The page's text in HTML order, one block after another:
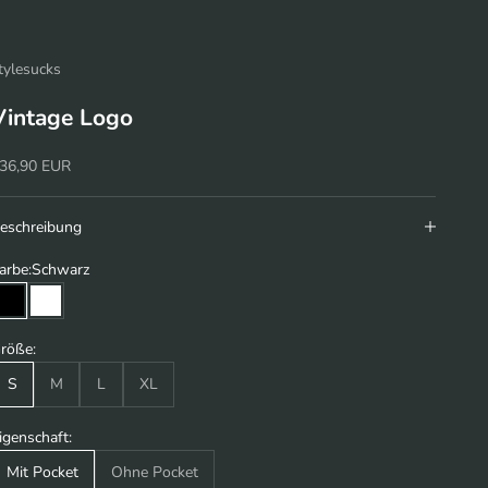
Logo
EUR
Schwarz
Schwarz
Weiß
S
M L XL
Mit Pocket
Ohne Pocket